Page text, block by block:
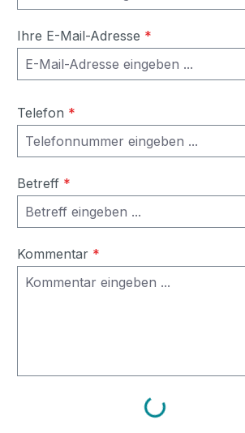
Ihre E-Mail-Adresse *
Telefon *
Betreff *
Kommentar *
Loading...